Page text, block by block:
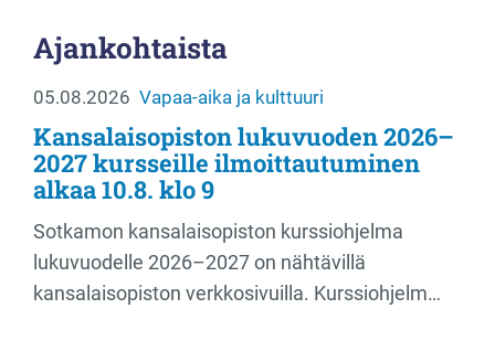
Ajankohtaista
05.08.2026 Vapaa-aika ja kulttuuri
Kansalaisopiston lukuvuoden 2026–
2027 kursseille ilmoittautuminen
alkaa 10.8. klo 9
Sotkamon kansalaisopiston kurssiohjelma
lukuvuodelle 2026–2027 on nähtävillä
kansalaisopiston verkkosivuilla. Kurssiohjelm…